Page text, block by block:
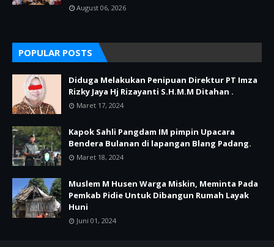
August 06, 2026
POPULAR POSTS
Diduga Melakukan Penipuan Direktur PT Imza
Rizky Jaya Hj Rizayanti S.H.M.M Ditahan .
Maret 17, 2024
Kapok Sahli Pangdam IM pimpin Upacara
Bendera Bulanan di lapangan Blang Padang.
Maret 18, 2024
Muslem M Husen Warga Miskin, Meminta Pada
Pemkab Pidie Untuk Dibangun Rumah Layak
Huni
Juni 01, 2024